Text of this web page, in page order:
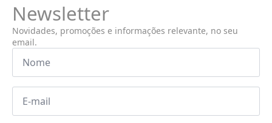
Newsletter
Novidades, promoções e informações relevante, no seu
email.
Nome
Email